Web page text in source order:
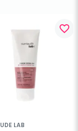
favorite_border
LAB